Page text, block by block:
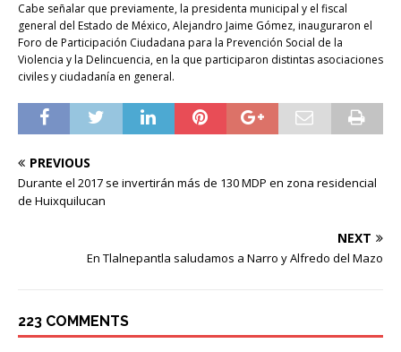
Cabe señalar que previamente, la presidenta municipal y el fiscal
general del Estado de México, Alejandro Jaime Gómez, inauguraron el
Foro de Participación Ciudadana para la Prevención Social de la
Violencia y la Delincuencia, en la que participaron distintas asociaciones
civiles y ciudadanía en general.
PREVIOUS
Durante el 2017 se invertirán más de 130 MDP en zona residencial
de Huixquilucan
NEXT
En Tlalnepantla saludamos a Narro y Alfredo del Mazo
223 COMMENTS